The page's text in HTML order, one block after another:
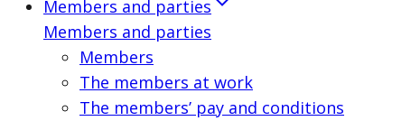
Members and parties
Members and parties
Members
The members at work
The members’ pay and conditions